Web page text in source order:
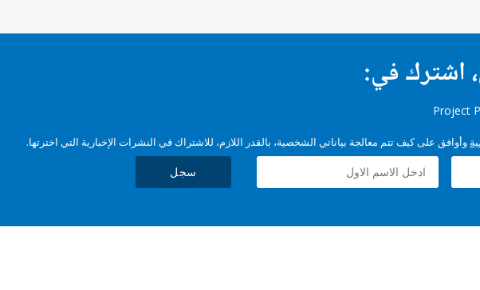
اشترك في:
وأوافق على كيف تتم معالجة بياناتي الشخصية، بالقدر اللازم، للاشتراك في النشرات الإخبارية التي اخترتها.
سجل